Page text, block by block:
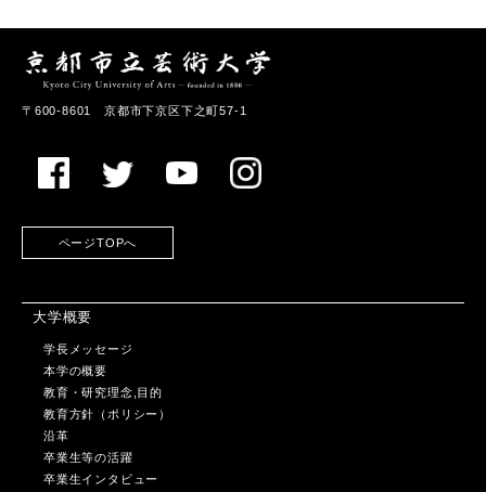
〒600-8601 京都市下京区下之町57-1
ページTOPへ
大学概要
学長メッセージ
本学の概要
教育・研究理念,目的
教育方針（ポリシー）
沿革
卒業生等の活躍
卒業生インタビュー